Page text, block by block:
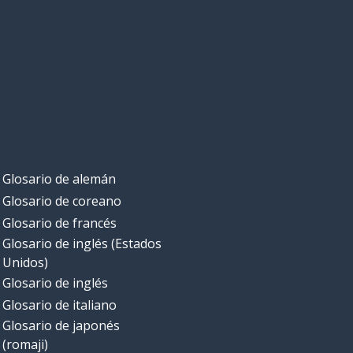
Glosario de alemán
Glosario de coreano
Glosario de francés
Glosario de inglés (Estados
Unidos)
Glosario de inglés
Glosario de italiano
Glosario de japonés
(romaji)